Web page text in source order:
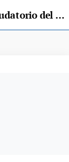
El PP de Siero denuncia "afán recaudatorio del alcalde" con la zona azul